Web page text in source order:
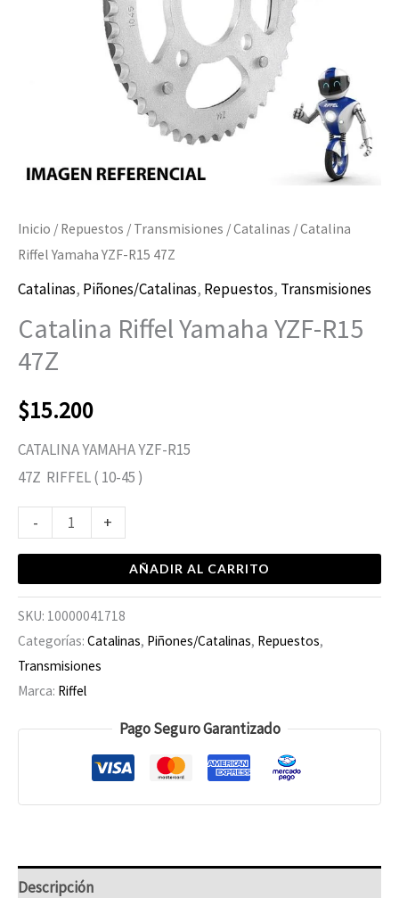
Inicio / Repuestos / Transmisiones /Catalinas / Catalina
Riffel Yamaha YZF-R15 47Z
Catalinas, Piñones/Catalinas, Repuestos, Transmisiones
Catalina Riffel Yamaha YZF-R15
47Z
$15.200
CATALINA YAMAHA YZF-R15
47Z RIFFEL ( 10-45 )
- +
AÑADIR AL CARRITO
SKU: 10000041718
Categorías: Catalinas, Piñones/Catalinas, Repuestos,
Transmisiones
Marca: Riffel
Pago Seguro Garantizado
Descripción